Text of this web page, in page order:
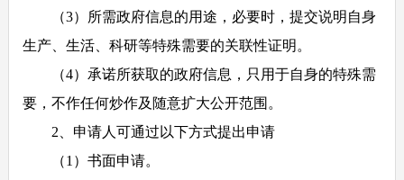
（3）所需政府信息的用途，必要时，提交说明自身
生产、生活、科研等特殊需要的关联性证明。
（4）承诺所获取的政府信息，只用于自身的特殊需
要，不作任何炒作及随意扩大公开范围。
2 、申请人可通过以下方式提出申请
（1 ）书面申请。